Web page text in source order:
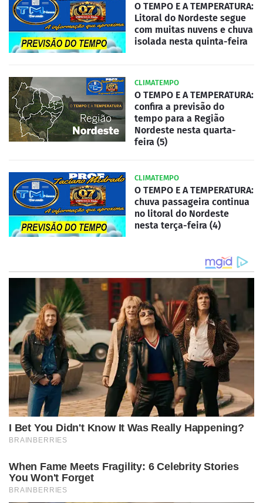
O TEMPO E A TEMPERATURA:
Litoral do Nordeste segue
com muitas nuvens e chuva
isolada nesta quinta-feira
CLIMATEMPO
O TEMPO E A TEMPERATURA:
confira a previsão do
tempo para a Região
Nordeste nesta quarta-
feira (5)
CLIMATEMPO
O TEMPO E A TEMPERATURA:
chuva passageira continua
no litoral do Nordeste
nesta terça-feira (4)